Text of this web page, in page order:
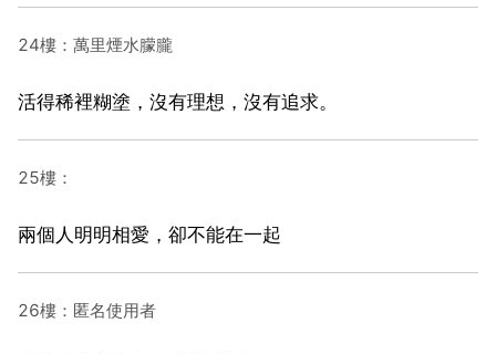
24樓：萬里煙水朦朧
活得稀裡糊塗，沒有理想，沒有追求。
25樓：
兩個人明明相愛，卻不能在一起
26樓：匿名使用者